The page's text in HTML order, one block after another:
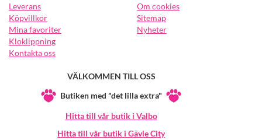
Leverans
Köpvillkor
Mina favoriter
Kloklippning
Kontakta oss
Om cookies
Sitemap
Nyheter
VÄLKOMMEN TILL OSS
Butiken med "det lilla extra"
Hitta till vår butik i Valbo
Hitta till vår butik i Gävle City